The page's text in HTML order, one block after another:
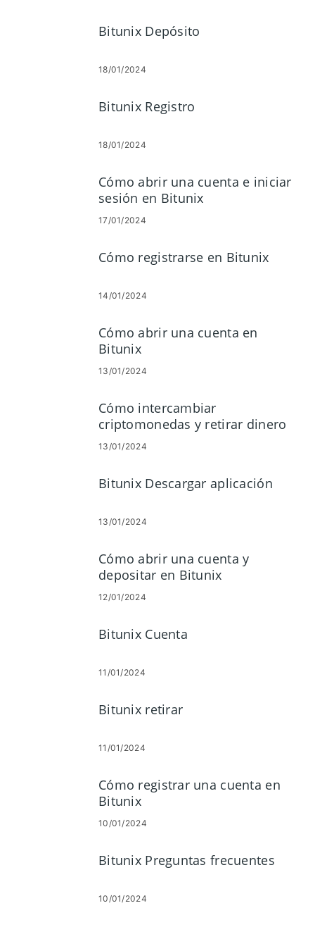
Bitunix Depósito
18/01/2024
Bitunix Registro
18/01/2024
Cómo abrir una cuenta e iniciar
sesión en Bitunix
17/01/2024
Cómo registrarse en Bitunix
14/01/2024
Cómo abrir una cuenta en
Bitunix
13/01/2024
Cómo intercambiar
criptomonedas y retirar dinero
en Bitunix
13/01/2024
Bitunix Descargar aplicación
13/01/2024
Cómo abrir una cuenta y
depositar en Bitunix
12/01/2024
Bitunix Cuenta
11/01/2024
Bitunix retirar
11/01/2024
Cómo registrar una cuenta en
Bitunix
10/01/2024
Bitunix Preguntas frecuentes
10/01/2024